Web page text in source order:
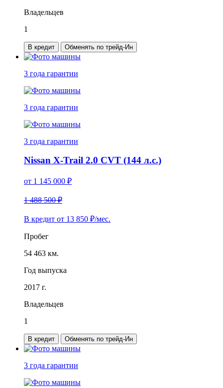
Владельцев
1
В кредит Обменять по трейд-Ин
3 года гарантии
3 года гарантии
3 года гарантии
Nissan X-Trail 2.0 CVT (144 л.с.)
от 1 145 000 ₽
1 488 500 ₽
В кредит от 13 850 ₽/мес.
Пробег
54 463 км.
Год выпуска
2017 г.
Владельцев
1
В кредит Обменять по трейд-Ин
3 года гарантии